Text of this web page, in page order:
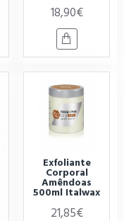
18,90€
Exfoliante
Corporal
Amêndoas
500ml Italwax
21,85€